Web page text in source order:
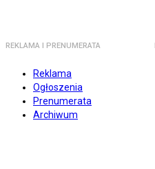
REKLAMA I PRENUMERATA
Reklama
Ogłoszenia
Prenumerata
Archiwum